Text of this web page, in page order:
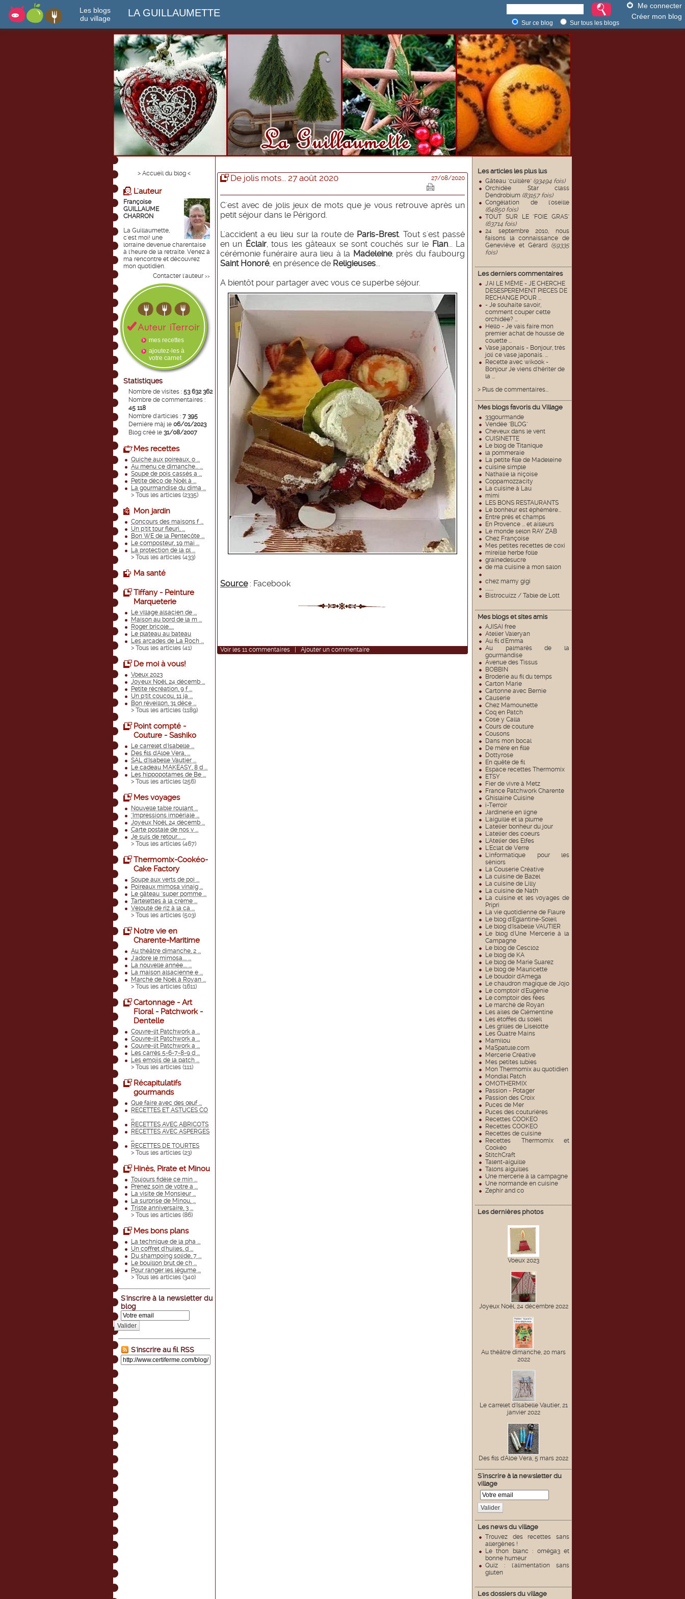
Les blogs
du village
LA GUILLAUMETTE
Me connecter
Créer mon blog
Sur ce blog Sur tous les blogs
Les articles les plus lus
Gâteau "cuillère" (93494 fois)
Orchidée Star class
Dendrobium (83157 fois)
Congélation de l'oseille
(64850 fois)
TOUT SUR LE "FOIE GRAS"
(63714 fois)
24 septembre 2010, nous
faisons la connaissance de
Geneviève et Gérard (59335
fois)
Les derniers commentaires
J'AI LE MËME - JE CHERCHE
DESESPEREMENT PIECES DE
RECHANGE POUR ...
- Je souhaite savoir,
comment couper cette
orchidée? ...
Hello - Je vais faire mon
premier achat de housse de
couette ...
Vase japonais - Bonjour, très
joli ce vase japonais. ...
Recette avec wikook -
Bonjour Je viens d'hériter de
la ...
> Plus de commentaires...
Mes blogs favoris du Village
33gourmande
Vendée "BLOG"
Cheveux dans le vent
CUISINETTE
Le blog de Titanique
la pommeraie
La petite fille de Madeleine
cuisine simple
Nathalie la niçoise
Coppamozzacity
La cuisine à Lau
mimi
LES BONS RESTAURANTS
Le bonheur est éphémère...
Entre prés et champs
En Provence ... et ailleurs
Le monde selon RAY ZAB
Chez Françoise
Mes petites recettes de coxi
mireille herbe folle
grainedesucre
de ma cuisine a mon salon
chez mamy gigi
........
Bistrocuizz / Table de Lott
Mes blogs et sites amis
AJISAI free
Atelier Valeryan
Au fil d'Emma
Au palmarès de la
gourmandise
Avenue des Tissus
BOBBIN
Broderie au fil du temps
Carton Marie
Cartonne avec Bernie
Causerie
Chez Mamounette
Coq en Patch
Cose y Calla
Cours de couture
Cousons
Dans mon bocal
De mère en fille
Dottyrose
En quête de fil
Espace recettes Thermomix
ETSY
Fier de vivre à Metz
France Patchwork Charente
Ghislaine Cuisine
i-Terroir
Jardinerie en ligne
L'aiguille et la plume
L'atelier bonheur du jour
L'atelier des coeurs
L'Atelier des Elfes
L'Eclat de Verre
L'informatique pour les
séniors
La Couserie Créative
La cuisine de Bazel
La cuisine de Lilly
La cuisine de Nath
La cuisine et les voyages de
Pripri
La vie quotidienne de Flaure
Le blog d'Eglantine-Soleil
Le blog d'Isabelle VAUTIER
Le blog d'Une Mercerie à la
Campagne
Le blog de Cesclo2
Le blog de KA
Le blog de Marie Suarez
Le blog de Mauricette
Le boudoir d'Amega
Le chaudron magique de Jojo
Le comptoir d'Eugénie
Le comptoir des fées
Le marché de Royan
Les ailes de Clémentine
Les étoffes du soleil
Les grilles de Liselotte
Les Quatre Mains
Mamilou
MaSpatule.com
Mercerie Créative
Mes petites lubies
Mon Thermomix au quotidien
Mondial Patch
OMOTHERMIX
Passion - Potager
Passion des Croix
Puces de Mer
Puces des couturières
Recettes COOKEO
Recettes COOKEO
Recettes de cuisine
Recettes Thermomix et
Cookéo
StitchCraft
Talent-aiguille
Talons aiguilles
Une mercerie à la campagne
Une normande en cuisine
Zephir and co
Les dernières photos
Voeux 2023
Joyeux Noël, 24 décembre 2022
Au théâtre dimanche, 20 mars
2022
Le carrelet d'Isabelle Vautier, 21
janvier 2022
Des fils d'Aloe Vera, 5 mars 2022
S'inscrire à la newsletter du
village
Valider
Les news du village
Trouvez des recettes sans
allergènes !
Le thon blanc : oméga3 et
bonne humeur
Quiz : l'alimentation sans
gluten
Les dossiers du village
> Accueil du blog <
L'auteur
Françoise
GUILLAUME
CHARRON
La Guillaumette,
c'est moi! une
lorraine devenue charentaise
à l'heure de la retraite. Venez à
ma rencontre et découvrez
mon quotidien.
Contacter l'auteur >>
mes recettes
ajoutez-les à
votre carnet
Statistiques
Nombre de visites : 53 632 362
Nombre de commentaires :
45 118
Nombre d'articles : 7 395
Dernière màj le 06/01/2023
Blog créé le 31/08/2007
Mes recettes
Quiche aux poireaux, o ...
Au menu ce dimanche... ...
Soupe de pois cassés a ...
Petite déco de Noël à ...
La gourmandise du dima ...
> Tous les articles (2335)
Mon jardin
Concours des maisons f ...
Un p'tit tour fleuri, ...
Bon WE de la Pentecôte ...
Le composteur, 19 mai ...
La protection de la pl ...
> Tous les articles (433)
Ma santé
Tiffany - Peinture
Marqueterie
Le village alsacien de ...
Maison au bord de la m ...
Roger bricole.....
Le plateau au bateau
Les arcades de La Roch ...
> Tous les articles (41)
De moi à vous!
Voeux 2023
Joyeux Noël, 24 décemb ...
Petite récréation, 9 f ...
Un p'tit coucou, 11 ja ...
Bon réveillon, 31 déce ...
> Tous les articles (1189)
Point compté -
Couture - Sashiko
Le carrelet d'Isabelle ...
Des fils d'Aloe Vera, ...
SAL d'Isabelle Vautier ...
Le cadeau MAKEASY, 8 d ...
Les hippopotames de Be ...
> Tous les articles (256)
Mes voyages
Nouvelle table roulant ...
"Impressions impériale ...
Joyeux Noël, 24 décemb ...
Carte postale de nos v ...
Je suis de retour.... ...
> Tous les articles (467)
Thermomix-Cookéo-
Cake Factory
Soupe aux verts de poi ...
Poireaux mimosa vinaig ...
Le gâteau "super pomme ...
Tartelettes à la crème ...
Velouté de riz à la ca ...
> Tous les articles (503)
Notre vie en
Charente-Maritime
Au théâtre dimanche, 2 ...
J'adore le mimosa.... ...
La nouvelle année.... ...
La maison alsacienne e ...
Marché de Noël à Royan ...
> Tous les articles (1611)
Cartonnage - Art
Floral - Patchwork -
Dentelle
Couvre-lit Patchwork a ...
Couvre-lit Patchwork a ...
Couvre-lit Patchwork a ...
Les carrés 5-6-7-8-9 d ...
Les emojis de la patch ...
> Tous les articles (111)
Récapitulatifs
gourmands
Que faire avec des œuf ...
RECETTES ET ASTUCES CO
...
RECETTES AVEC ABRICOTS
RECETTES AVEC ASPERGES
...
RECETTES DE TOURTES
> Tous les articles (23)
Hinès, Pirate et Minou
Toujours fidèle ce min ...
Prenez soin de votre a ...
La visite de Monsieur ...
La surprise de Minou, ...
Triste anniversaire, 3 ...
> Tous les articles (86)
Mes bons plans
La technique de la pha ...
Un coffret d'huiles, d ...
Du shampoing solide, 7 ...
Le bouillon brut de ch ...
Pour ranger les légume ...
> Tous les articles (340)
S'inscrire à la newsletter du
blog
Valider
S'inscrire au fil RSS
De jolis mots... 27 août 2020 27/08/2020
C'est avec de jolis jeux de mots que je vous retrouve après un
petit séjour dans le Périgord.
L'accident a eu lieu sur la route de Paris-Brest. Tout s'est passé
en un Éclair, tous les gâteaux se sont couchés sur le Flan... La
cérémonie funéraire aura lieu à la Madeleine, près du faubourg
Saint Honoré, en présence de Religieuses...
A bientôt pour partager avec vous ce superbe séjour.
Source: Facebook
Voir les 11 commentaires | Ajouter un commentaire